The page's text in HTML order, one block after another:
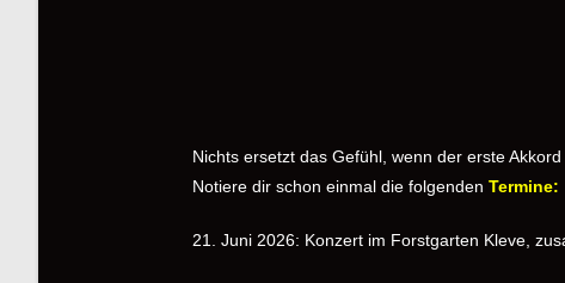
Nichts ersetzt das Gefühl, wenn der erste
Notiere dir schon einmal die folgendenTermine:
21. Juni 2026: Konzert im Forstgarten Kleve,